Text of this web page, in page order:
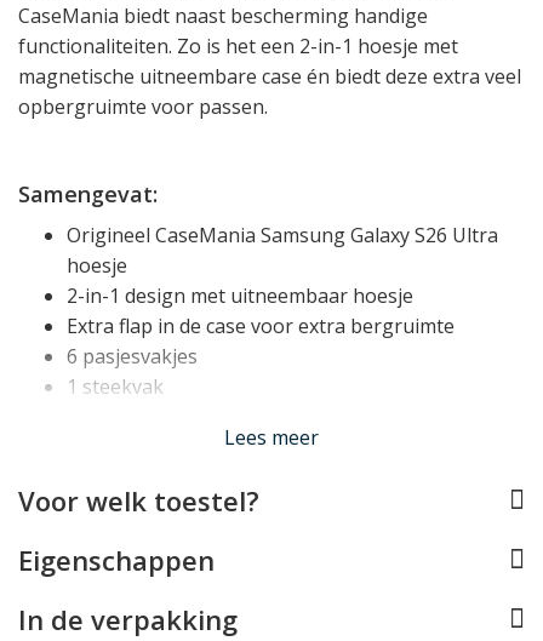
CaseMania biedt naast bescherming handige
functionaliteiten. Zo is het een 2-in-1 hoesje met
magnetische uitneembare case én biedt deze extra veel
opbergruimte voor passen.
Samengevat:
Origineel CaseMania Samsung Galaxy S26 Ultra
hoesje
2-in-1 design met uitneembaar hoesje
Extra flap in de case voor extra bergruimte
6 pasjesvakjes
1 steekvak
Doeltreffende bescherming dankzij TPU basis
Let op: werkt niet met draadloos laden
Uitneembare Samsung Galaxy S26 Ultra Case
Deze CaseMania 2in1 bookcase beschikt over een
Lees meer
Voor welk toestel?
Eigenschappen
In de verpakking